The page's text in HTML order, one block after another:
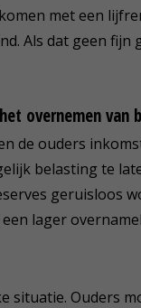
met een
Als dat geen fijn
overnemen van
de ouders
belasting te
geruisloos
lager
situatie. Ouders